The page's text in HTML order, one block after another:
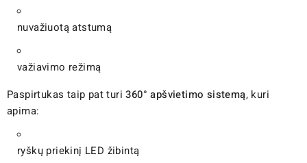
nuvažiuotą atstumą
važiavimo režimą
Paspirtukas taip pat turi360° apšvietimo sistemą, kuri
apima:
ryškų priekinį LED žibintą